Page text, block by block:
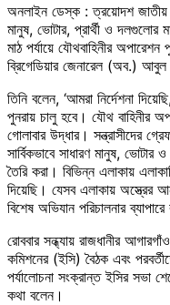
অনলাইন ডেস্ক : ত্রয়োদশ জাতীয়
মানুষ, ভোটার, প্রার্থী ও দলগুলোর
মাঠ পর্যায়ে যৌথবাহিনীর অপারেশন
ব্রিগেডিয়ার জেনারেল (অব.)
তিনি বলেন, ‘আমরা নির্দেশনা
পুনরায় চালু হবে। যৌথ বাহিনীর
গোলাবার উদ্ধার। সন্ত্রাসীদের
সার্বিকভাবে সাধারণ মানুষ,
তৈরি করা। বিভিন্ন এলাকায়
দিয়েছি। যেসব এলাকায় অস্ত্রের
বিশেষ অভিযান পরিচালনার
রোববার সন্ধ্যায় রাজধানীর
কমিশনের (ইসি) বৈঠক এবং
পর্যালোচনা সংক্রান্ত ইসির সভা
কথা বলেন।